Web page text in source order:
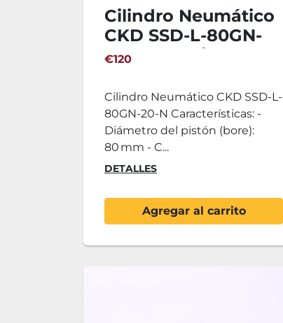
Cilindro Neumático
CKD SSD-L-80GN-
20-N - 2 Unidades
€120
Cilindro Neumático CKD SSD-L-
80GN-20-N Características: -
Diámetro del pistón (bore):
80 mm - C...
DETALLES
Agregar al carrito